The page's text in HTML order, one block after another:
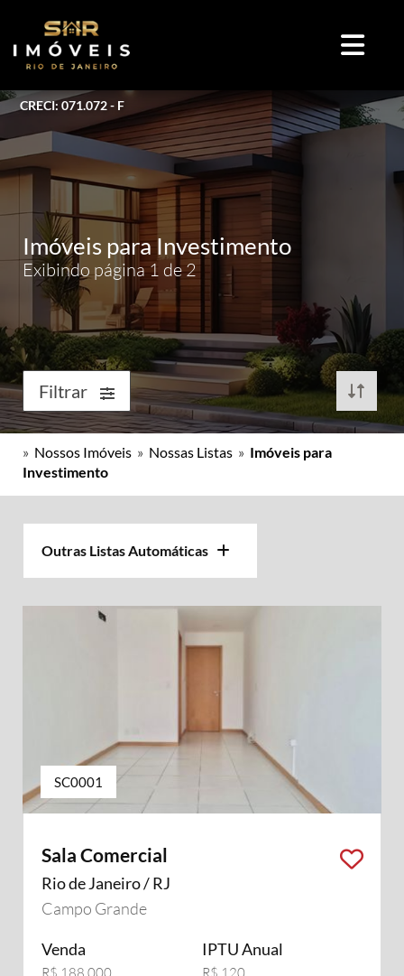
CRECI: 071.072 - F
Imóveis para Investimento
Exibindo página 1 de 2
Filtrar
» Nossos Imóveis » Nossas Listas » Imóveis para
Investimento
Outras Listas Automáticas
SC0001
Sala Comercial
Rio de Janeiro / RJ
Campo Grande
Venda IPTU Anual